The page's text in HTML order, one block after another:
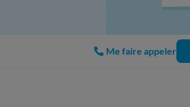
Me faire appeler